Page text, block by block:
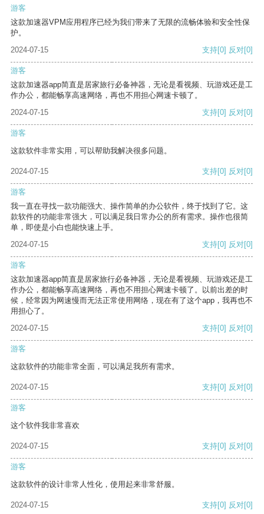
游客
这款加速器VPM应用程序已经为我们带来了无限的流畅体验和安全性保
护。
2024-07-15
支持[0] 反对[0]
游客
这款加速器app简直是居家旅行必备神器，无论是看视频、玩游戏还是工
作办公，都能畅享高速网络，再也不用担心网速卡顿了。
2024-07-15
支持[0] 反对[0]
游客
这款软件非常实用，可以帮助我解决很多问题。
2024-07-15 支持[0] 反对[0]
游客
我一直在寻找一款功能强大、操作简单的办公软件，终于找到了它。这
款软件的功能非常强大，可以满足我日常办公的所有需求。操作也很简
单，即使是小白也能快速上手。
2024-07-15
支持[0] 反对[0]
游客
这款加速器app简直是居家旅行必备神器，无论是看视频、玩游戏还是工
作办公，都能畅享高速网络，再也不用担心网速卡顿了。以前出差的时
候，经常因为网速慢而无法正常使用网络，现在有了这个app，我再也不
用担心了。
2024-07-15
支持[0] 反对[0]
游客
这款软件的功能非常全面，可以满足我所有需求。
2024-07-15 支持[0] 反对[0]
游客
这个软件我非常喜欢
2024-07-15 支持[0] 反对[0]
游客
这款软件的设计非常人性化，使用起来非常舒服。
2024-07-15 支持[0] 反对[0]